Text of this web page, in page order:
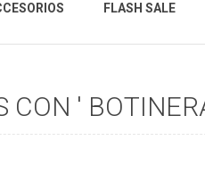
FLASH SALE
CON '